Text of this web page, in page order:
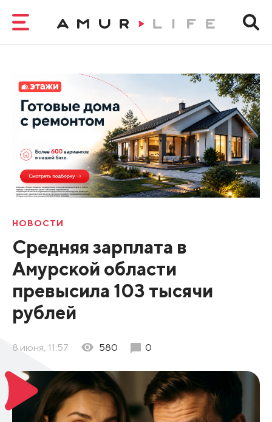
НОВОСТИ
Средняя зарплата в
Амурской области
превысила 103 тысячи
рублей
8 июня, 11:57 580 0